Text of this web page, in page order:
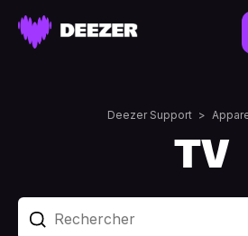
Deezer Support
TV